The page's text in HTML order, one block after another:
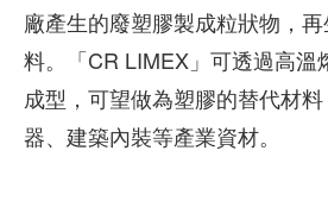
廠產生的廢塑膠製成粒狀物，
料。「CR LIMEX」可透過高溫
成型，可望做為塑膠的替代材
器、建築內裝等產業資材。